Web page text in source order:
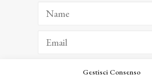
Gestisci Consenso
ISCRIVITI